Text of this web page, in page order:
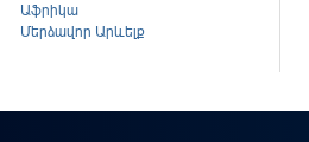
Աֆրիկա
Մերձավոր Արևելք